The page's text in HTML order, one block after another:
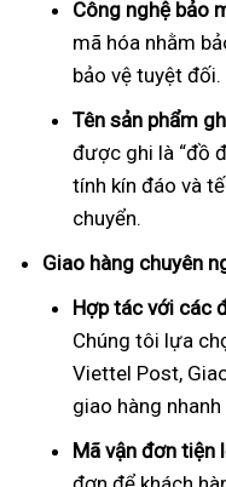
Công nghệ bảo
mã hóa nhằm
bảo vệ tuyệt đối.
Tên sản phẩm
được ghi là “đồ
tính kín đáo và
chuyển.
Giao hàng chuyên
Hợp tác với các
Chúng tôi lựa
Viettel Post,
giao hàng
Mã vận đơn tiện